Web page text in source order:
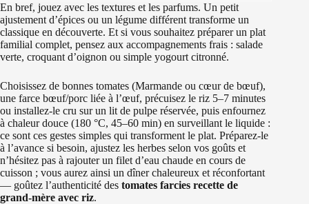
En bref, jouez avec les textures et les parfums. Un petit
ajustement d’épices ou un légume différent transforme un
classique en découverte. Et si vous souhaitez préparer un plat
familial complet, pensez aux accompagnements frais : salade
verte, croquant d’oignon ou simple yogourt citronné.
Choisissez de bonnes tomates (Marmande ou cœur de bœuf),
une farce bœuf/porc liée à l’œuf, précuisez le riz 5–7 minutes
ou installez-le cru sur un lit de pulpe réservée, puis enfournez
à chaleur douce (180 °C, 45–60 min) en surveillant le liquide :
ce sont ces gestes simples qui transforment le plat. Préparez-le
à l’avance si besoin, ajustez les herbes selon vos goûts et
n’hésitez pas à rajouter un filet d’eau chaude en cours de
cuisson ; vous aurez ainsi un dîner chaleureux et réconfortant
— goûtez l’authenticité des tomates farcies recette de
grand-mère avec riz.